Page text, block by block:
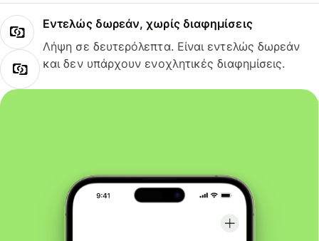
Εντελώς δωρεάν, χωρίς διαφημίσεις
Λήψη σε δευτερόλεπτα. Είναι εντελώς δωρεάν
και δεν υπάρχουν ενοχλητικές διαφημίσεις.